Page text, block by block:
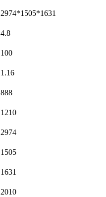
2974*1505*1631
4.8
100
1.16
888
1210
2974
1505
1631
2010